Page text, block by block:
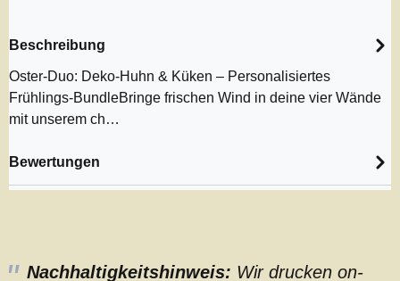
Beschreibung
Oster-Duo: Deko-Huhn & Küken – Personalisiertes
Frühlings-BundleBringe frischen Wind in deine vier Wände
mit unserem ch…
Bewertungen
Nachhaltigkeitshinweis: Wir drucken on-